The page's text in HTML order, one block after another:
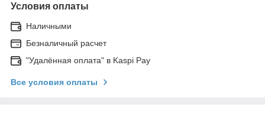
Условия оплаты
Наличными
Безналичный расчет
"Удалённая оплата" в Kaspi Pay
Все условия оплаты